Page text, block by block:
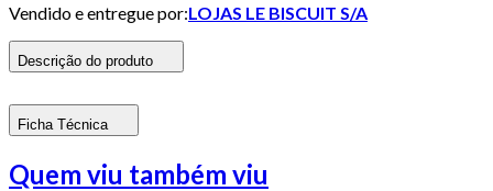
Vendido e entregue por:LOJAS LE BISCUIT S/A
Descrição do produto
Ficha Técnica
Quem viu também viu